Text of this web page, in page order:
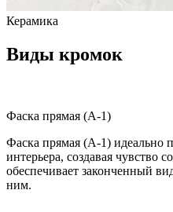
Керамика
Виды кромок
Фаска прямая (A-1)
Фаска прямая (A-1) идеально
интерьера, создавая чувство
обеспечивает законченный
ним.